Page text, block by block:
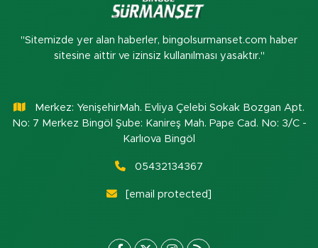
"Sitemizde yer alan haberler, bingolsurmanset.com haber
sitesine aittir ve izinsiz kullanılması yasaktır."
Merkez: YenişehirMah. Evliya Çelebi Sokak Bozgan Apt.
No: 7 Merkez Bingöl Şube: Kanireş Mah. Pape Cad. No: 3/C -
Karlıova Bingöl
05432134367
[email protected]